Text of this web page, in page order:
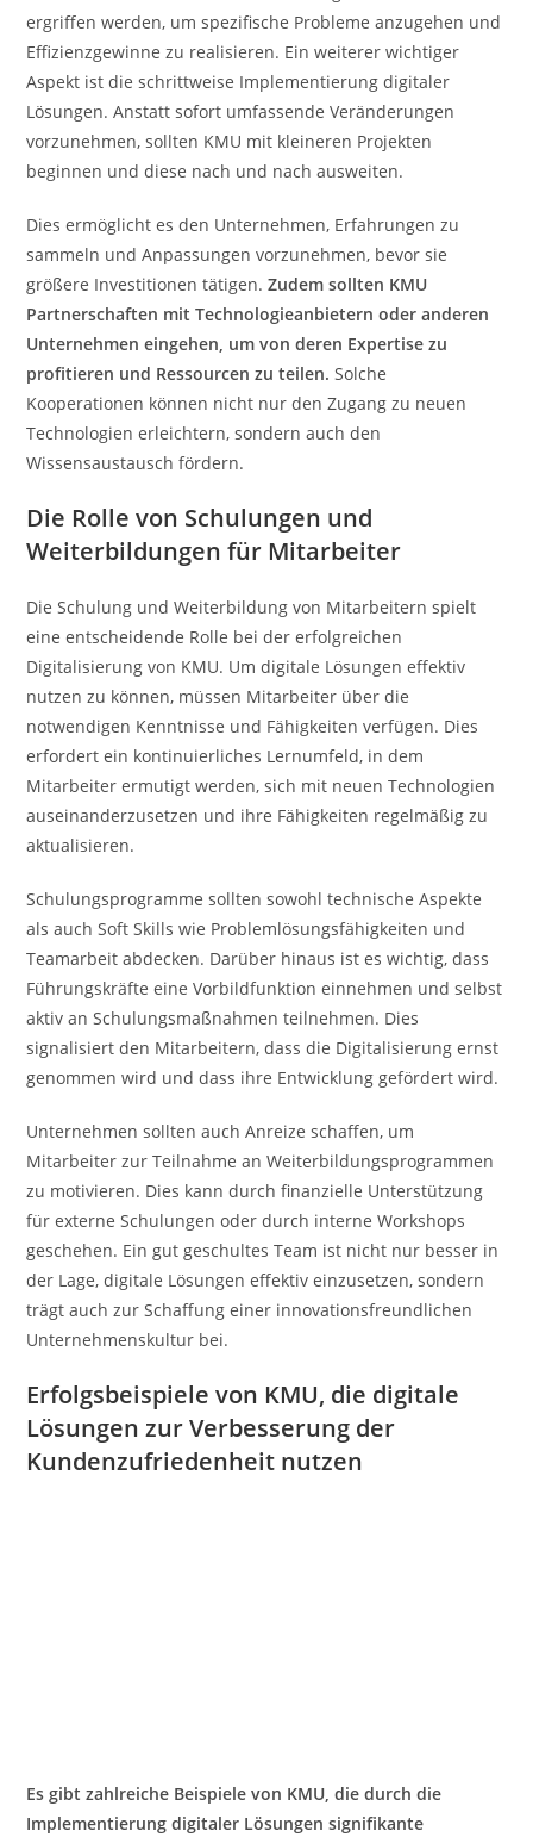
ergriffen werden, um spezifische Probleme anzugehen und
Effizienzgewinne zu realisieren. Ein weiterer wichtiger
Aspekt ist die schrittweise Implementierung digitaler
Lösungen. Anstatt sofort umfassende Veränderungen
vorzunehmen, sollten KMU mit kleineren Projekten
beginnen und diese nach und nach ausweiten.
Dies ermöglicht es den Unternehmen, Erfahrungen zu
sammeln und Anpassungen vorzunehmen, bevor sie
größere Investitionen tätigen. Zudem sollten KMU
Partnerschaften mit Technologieanbietern oder anderen
Unternehmen eingehen, um von deren Expertise zu
profitieren und Ressourcen zu teilen. Solche
Kooperationen können nicht nur den Zugang zu neuen
Technologien erleichtern, sondern auch den
Wissensaustausch fördern.
Die Rolle von Schulungen und
Weiterbildungen für Mitarbeiter
Die Schulung und Weiterbildung von Mitarbeitern spielt
eine entscheidende Rolle bei der erfolgreichen
Digitalisierung von KMU. Um digitale Lösungen effektiv
nutzen zu können, müssen Mitarbeiter über die
notwendigen Kenntnisse und Fähigkeiten verfügen. Dies
erfordert ein kontinuierliches Lernumfeld, in dem
Mitarbeiter ermutigt werden, sich mit neuen Technologien
auseinanderzusetzen und ihre Fähigkeiten regelmäßig zu
aktualisieren.
Schulungsprogramme sollten sowohl technische Aspekte
als auch Soft Skills wie Problemlösungsfähigkeiten und
Teamarbeit abdecken. Darüber hinaus ist es wichtig, dass
Führungskräfte eine Vorbildfunktion einnehmen und selbst
aktiv an Schulungsmaßnahmen teilnehmen. Dies
signalisiert den Mitarbeitern, dass die Digitalisierung ernst
genommen wird und dass ihre Entwicklung gefördert wird.
Unternehmen sollten auch Anreize schaffen, um
Mitarbeiter zur Teilnahme an Weiterbildungsprogrammen
zu motivieren. Dies kann durch finanzielle Unterstützung
für externe Schulungen oder durch interne Workshops
geschehen. Ein gut geschultes Team ist nicht nur besser in
der Lage, digitale Lösungen effektiv einzusetzen, sondern
trägt auch zur Schaffung einer innovationsfreundlichen
Unternehmenskultur bei.
Erfolgsbeispiele von KMU, die digitale
Lösungen zur Verbesserung der
Kundenzufriedenheit nutzen
Es gibt zahlreiche Beispiele von KMU, die durch die
Implementierung digitaler Lösungen signifikante